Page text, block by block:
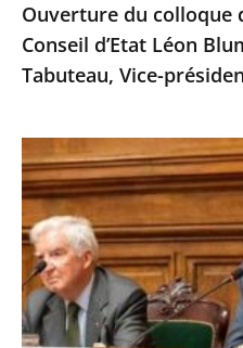
Didier-
Roland
Tabuteau,
président
du
Conseil
d’Etat
Ouverture du colloque
Conseil d’Etat Léon
Tabuteau, Vice-
Ouverture
des
Entretiens
du
contentieux
2022
par